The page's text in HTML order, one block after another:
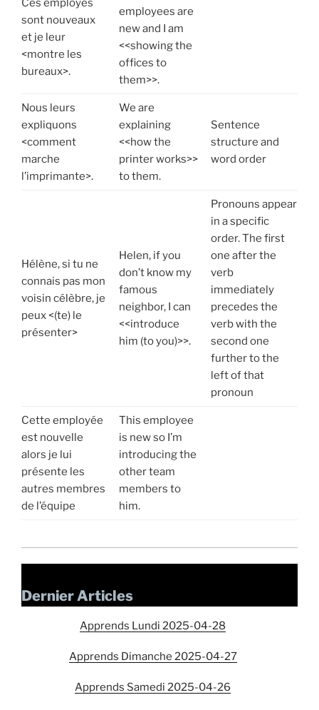
Ces employés
sont nouveaux
et je leur
<montre les
bureaux>.
employees are
new and I am
<<showing the
offices to
them>>.
Nous leurs
expliquons
<comment
marche
l’imprimante>.
We are
explaining
<<how the
printer works>>
to them.
Sentence
structure and
word order
Hélène, si tu ne
connais pas mon
voisin célèbre, je
peux <(te) le
présenter>
Helen, if you
don’t know my
famous
neighbor, I can
<<introduce
him (to you)>>.
Pronouns appear
in a specific
order. The first
one after the
verb
immediately
precedes the
verb with the
second one
further to the
left of that
pronoun
Cette employée
est nouvelle
alors je lui
présente les
autres membres
de l’équipe
This employee
is new so I’m
introducing the
other team
members to
him.
Dernier Articles
Apprends Lundi 2025-04-28
Apprends Dimanche 2025-04-27
Apprends Samedi 2025-04-26